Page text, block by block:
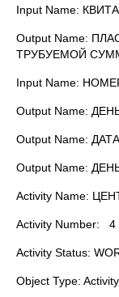
Input Name:
Output Name:
ТРУБУЕМОЙ
Input Name:
Output Name:
Output Name:
Output Name:
Activity Name:
Activity Number: 4
Activity Status:
Object Type: Activity